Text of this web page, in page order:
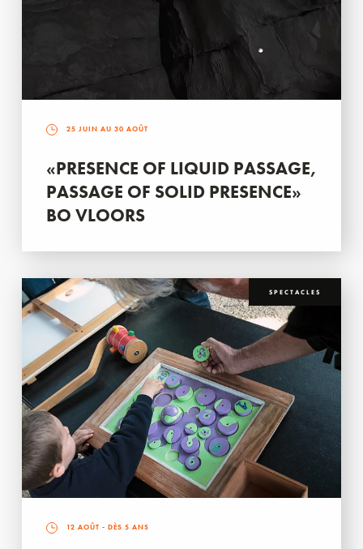
25 JUIN AU 30 AOÛT
«PRESENCE OF LIQUID PASSAGE,
PASSAGE OF SOLID PRESENCE»
BO VLOORS
SPECTACLES
12 AOÛT - DÈS 5 ANS